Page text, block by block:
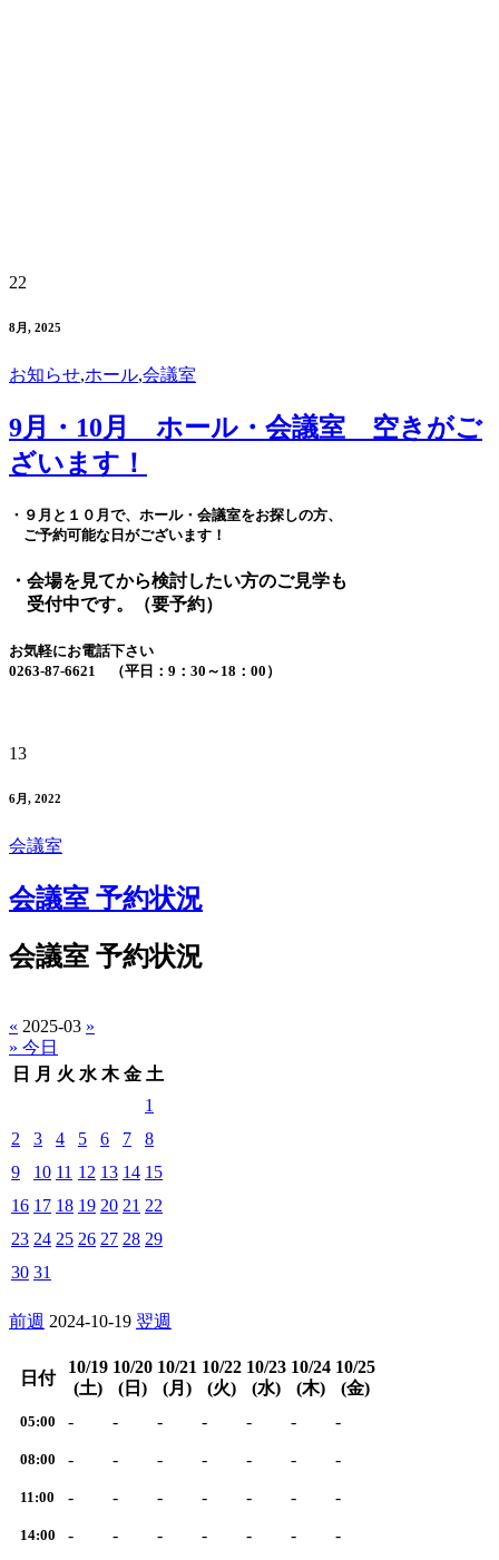
22
8月, 2025
お知らせ,ホール,会議室
9月・10月 ホール・会議室 空きがご
ざいます！
・９月と１０月で、ホール・会議室をお探しの方、
ご予約可能な日がございます！
・会場を見てから検討したい方のご見学も
受付中です。（要予約）
お気軽にお電話下さい
0263-87-6621 （平日：9：30～18：00）
13
6月, 2022
会議室
会議室 予約状況
会議室 予約状況
« 2025-03 »
» 今日
日
月 火 水 木 金 土
1
2
3 4 5 6 7
8
9
10 11 12 13 14 15
16 17 18 19 20 21 22
23 24 25 26 27 28 29
30 31
前週 2024-10-19 翌週
日付
10/19
(土)
10/20
(日)
10/21
(月)
10/22
(火)
10/23
(水)
10/24
(木)
10/25
(金)
05:00 - - - - - - -
08:00 - - - - - - -
11:00 - - - - - - -
14:00 - - - - - - -